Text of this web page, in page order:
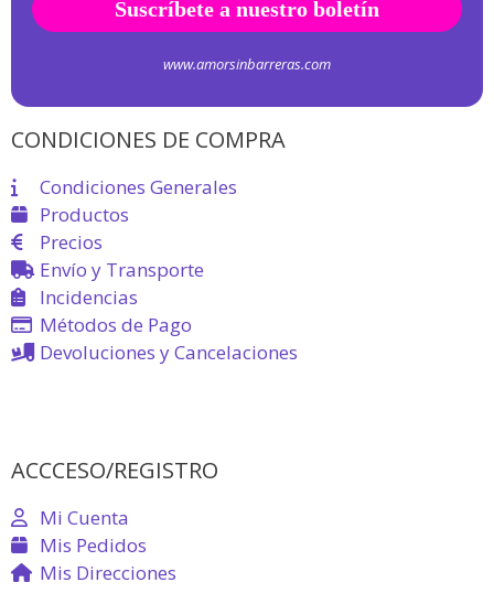
www.amorsinbarreras.com
CONDICIONES DE COMPRA
Condiciones Generales
Productos
Precios
Envío y Transporte
Incidencias
Métodos de Pago
Devoluciones y Cancelaciones
ACCCESO/REGISTRO
Mi Cuenta
Mis Pedidos
Mis Direcciones